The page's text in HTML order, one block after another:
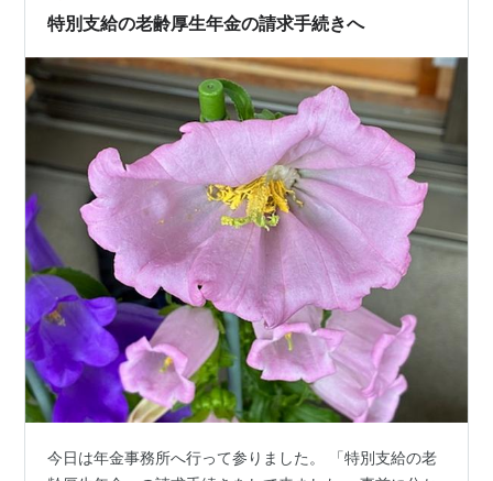
特別支給の老齢厚生年金の請求手続きへ
今日は年金事務所へ行って参りました。 「特別支給の老